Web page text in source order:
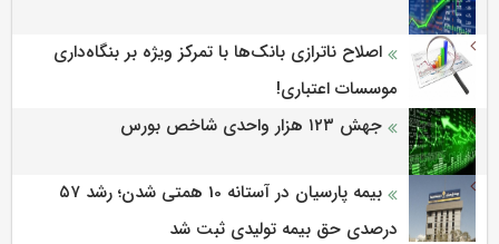
اصلاح ناترازی بانک‌ها با تمرکز ویژه بر بنگاه‌داری
موسسات اعتباری!
جهش ۱۲۳ هزار واحدی شاخص بورس
بیمه پارسیان در آستانه 10 همتی شدن؛ رشد ۵۷
درصدی حق بیمه تولیدی ثبت شد